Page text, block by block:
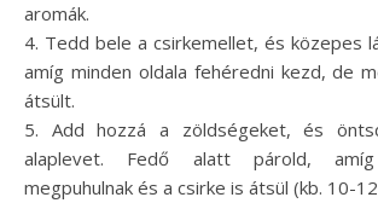
aromák.
4. Tedd bele a csirkemellet, és közepes
amíg minden oldala fehéredni kezd, de
átsült.
5. Add hozzá a zöldségeket, és
alaplevet. Fedő alatt párold,
megpuhulnak és a csirke is átsül (kb. 10-